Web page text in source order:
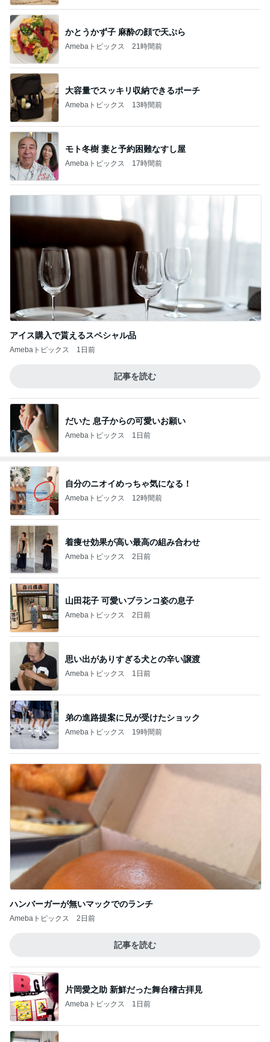
かとうかず子 麻酔の顔で天ぷら
Amebaトピックス 21時間前
大容量でスッキリ収納できるポーチ
Amebaトピックス 13時間前
モト冬樹 妻と予約困難なすし屋
Amebaトピックス 17時間前
アイス購入で貰えるスペシャル品
Amebaトピックス 1日前
記事を読む
だいた 息子からの可愛いお願い
Amebaトピックス 1日前
自分のニオイめっちゃ気になる！
Amebaトピックス 12時間前
着痩せ効果が高い最高の組み合わせ
Amebaトピックス 2日前
山田花子 可愛いブランコ姿の息子
Amebaトピックス 2日前
思い出がありすぎる犬との辛い譲渡
Amebaトピックス 1日前
弟の進路提案に兄が受けたショック
Amebaトピックス 19時間前
ハンバーガーが無いマックでのランチ
Amebaトピックス 2日前
記事を読む
片岡愛之助 新鮮だった舞台稽古拝見
Amebaトピックス 1日前